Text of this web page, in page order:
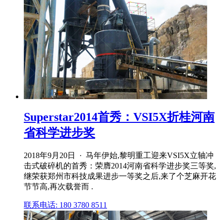
Superstar2014首秀：VSI5X折桂河南
省科学进步奖
2018年9月20日 · 马年伊始,黎明重工迎来VSI5X立轴冲
击式破碎机的首秀：荣膺2014河南省科学进步奖三等奖,
继荣获郑州市科技成果进步一等奖之后,来了个芝麻开花
节节高,再次载誉而 .
联系电话: 180 3780 8511